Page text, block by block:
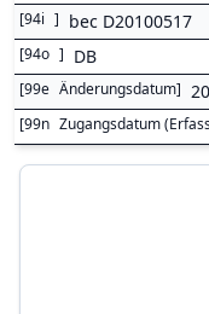
[94i ] bec D20100517
[94o ] DB
[99e Änderungsdatum]
[99n Zugangsdatum